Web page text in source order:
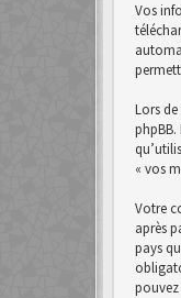
Vos
Lors
« vos
Votre
après
pays